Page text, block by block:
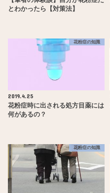
とわかったら【対策法】
花粉症の知識
2019.4.25
花粉症時に出される処方目薬には
何があるの？
花粉症の知識